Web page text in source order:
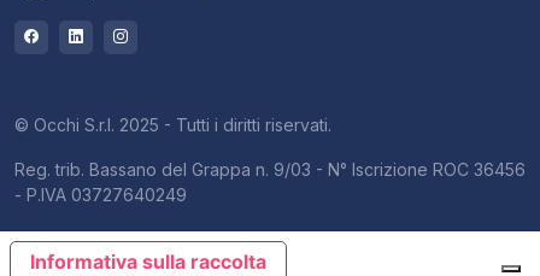
© Occhi S.r.l. 2025 - Tutti i diritti riservati.
Reg. trib. Bassano del Grappa n. 9/03 - N° Iscrizione ROC 36456
- P.IVA 03727640249
Informativa sulla raccolta